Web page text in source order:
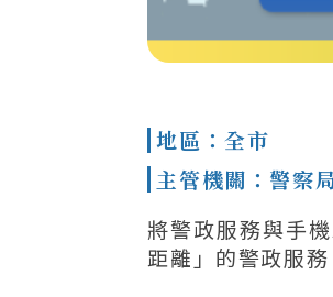
地區：全市
主管機關：警察
將警政服務與手
距離」的警政服